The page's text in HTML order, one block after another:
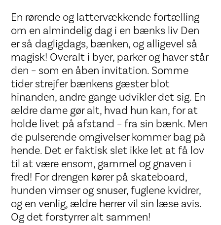
En rørende og lattervækkende fortælling
om en almindelig dag i en bænks liv Den
er så dagligdags, bænken, og alligevel så
magisk! Overalt i byer, parker og haver står
den – som en åben invitation. Somme
tider strejfer bænkens gæster blot
hinanden, andre gange udvikler det sig. En
ældre dame gør alt, hvad hun kan, for at
holde livet på afstand – fra sin bænk. Men
de pulserende omgivelser kommer bag på
hende. Det er faktisk slet ikke let at få lov
til at være ensom, gammel og gnaven i
fred! For drengen kører på skateboard,
hunden vimser og snuser, fuglene kvidrer,
og en venlig, ældre herrer vil sin læse avis.
Og det forstyrrer alt sammen!